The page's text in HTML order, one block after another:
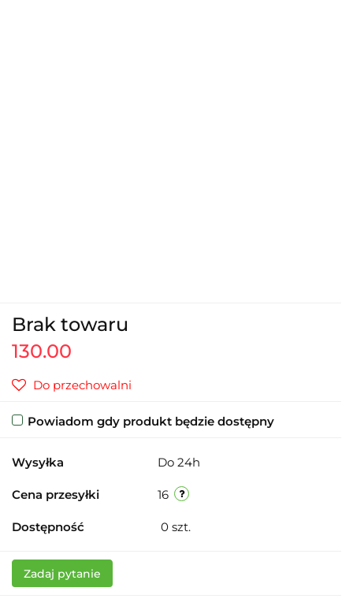
Brak towaru
130.00
Do przechowalni
Powiadom gdy produkt będzie dostępny
Wysyłka Do 24h
Cena przesyłki 16
Dostępność 0 szt.
Zadaj pytanie